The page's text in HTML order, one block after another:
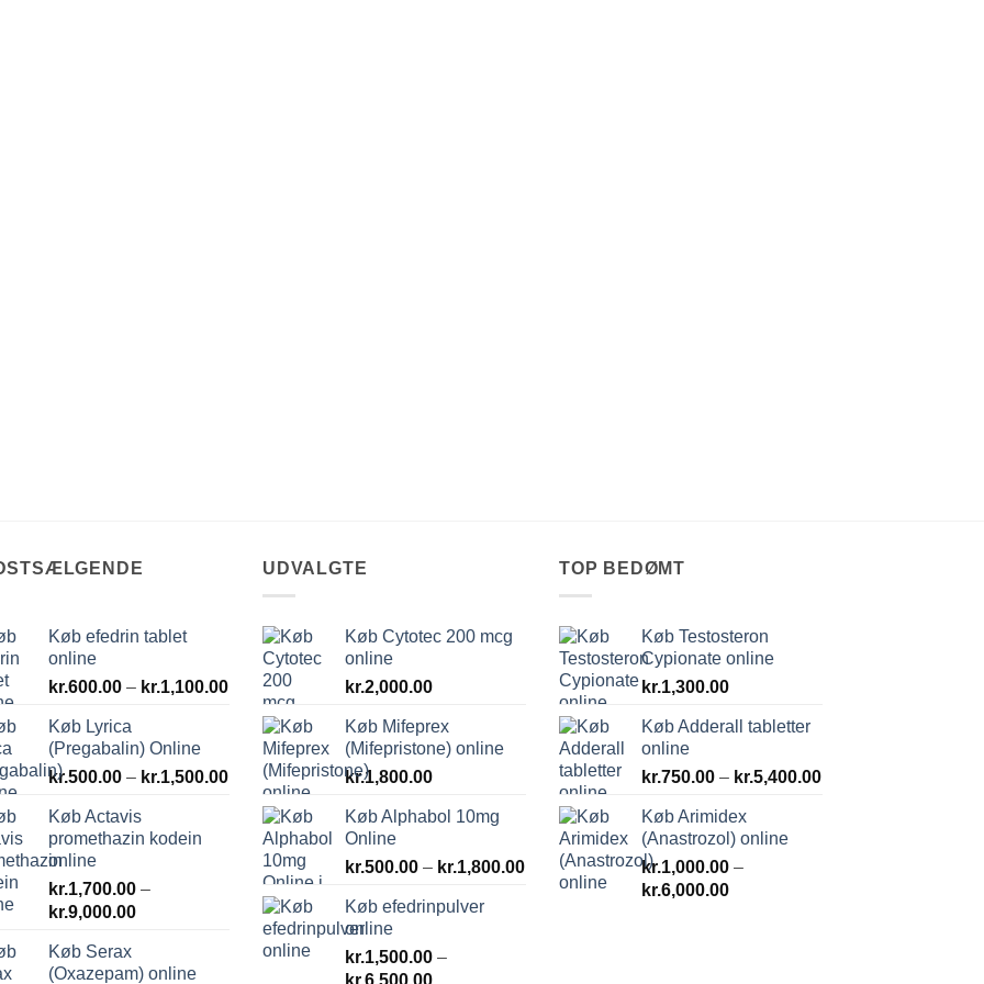
Køb efedrin tablet
online
kr.600.00 – kr.1,100.00Prisinterval:
kr.600.00
kr.1,100.00
Køb Lyrica
(Pregabalin) Online
kr.500.00 – kr.1,500.00Prisinterval:
kr.500.00
kr.1,500.00
Køb Actavis
promethazin kodein
online
kr.1,700.00 –
kr.9,000.00Prisinterval:
kr.9,000.00
Køb Serax
(Oxazepam) online
UDVALGTE
Køb Cytotec 200 mcg
online
kr.2,000.00
Køb Mifeprex
(Mifepristone) online
kr.1,800.00
Køb Alphabol 10mg
Online
kr.500.00 – kr.1,800.00Prisinterval:
kr.500.00
Køb efedrinpulver
online
kr.1,500.00 –
kr.6,500.00Prisinterval:
TOP BEDØMT
Køb Testosteron
Cypionate online
kr.1,300.00
Køb Adderall tabletter
online
kr.750.00 – kr.5,400.00Prisinterval:
Køb Arimidex
(Anastrozol) online
kr.1,000.00 –
kr.6,000.00Prisinterval: